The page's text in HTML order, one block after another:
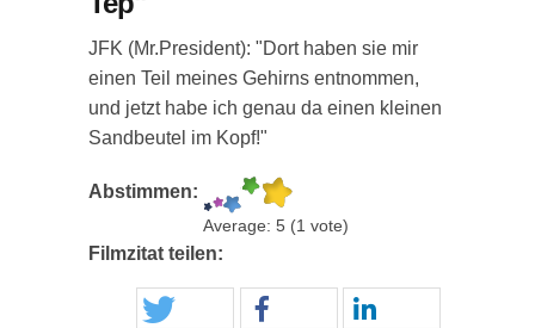
JFK (Mr.President): "Dort haben sie mir
einen Teil meines Gehirns entnommen,
und jetzt habe ich genau da einen kleinen
Sandbeutel im Kopf!"
Abstimmen:
Average: 5 (1 vote)
Filmzitat teilen: